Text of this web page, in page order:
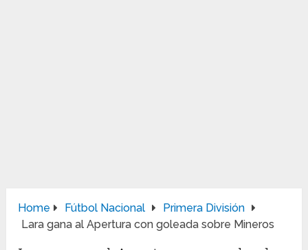
Home Fútbol Nacional
Primera División
Lara gana al Apertura con goleada sobre Mineros